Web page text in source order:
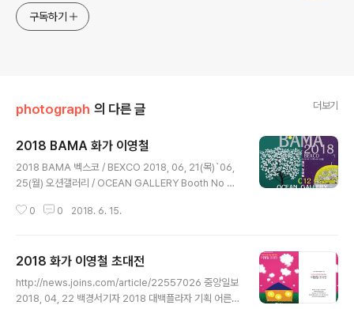
구독하기
photograph 의 다른 글 더보기
2018 BAMA 화가 이영철
2018 BAMA 벡스코 / BEXCO 2018, 06, 21(목)`06,
25(월) 오션갤러리 / OCEAN GALLERY Booth No C1
0 0 2018. 6. 15.
2018 화가 이영철 초대전
http://news.joins.com/article/22557026 중앙일보
2018, 04, 22 백경서기자 2018 대백플라자 기획 어른아